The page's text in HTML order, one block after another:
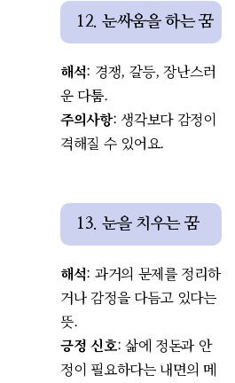
12. 눈싸움을 하는 꿈
해석: 경쟁, 갈등, 장난스러
운 다툼.
주의사항: 생각보다 감정이
격해질 수 있어요.
13. 눈을 치우는 꿈
해석: 과거의 문제를 정리하
거나 감정을 다듬고 있다는
뜻.
긍정 신호: 삶에 정돈과 안
정이 필요하다는 내면의 메